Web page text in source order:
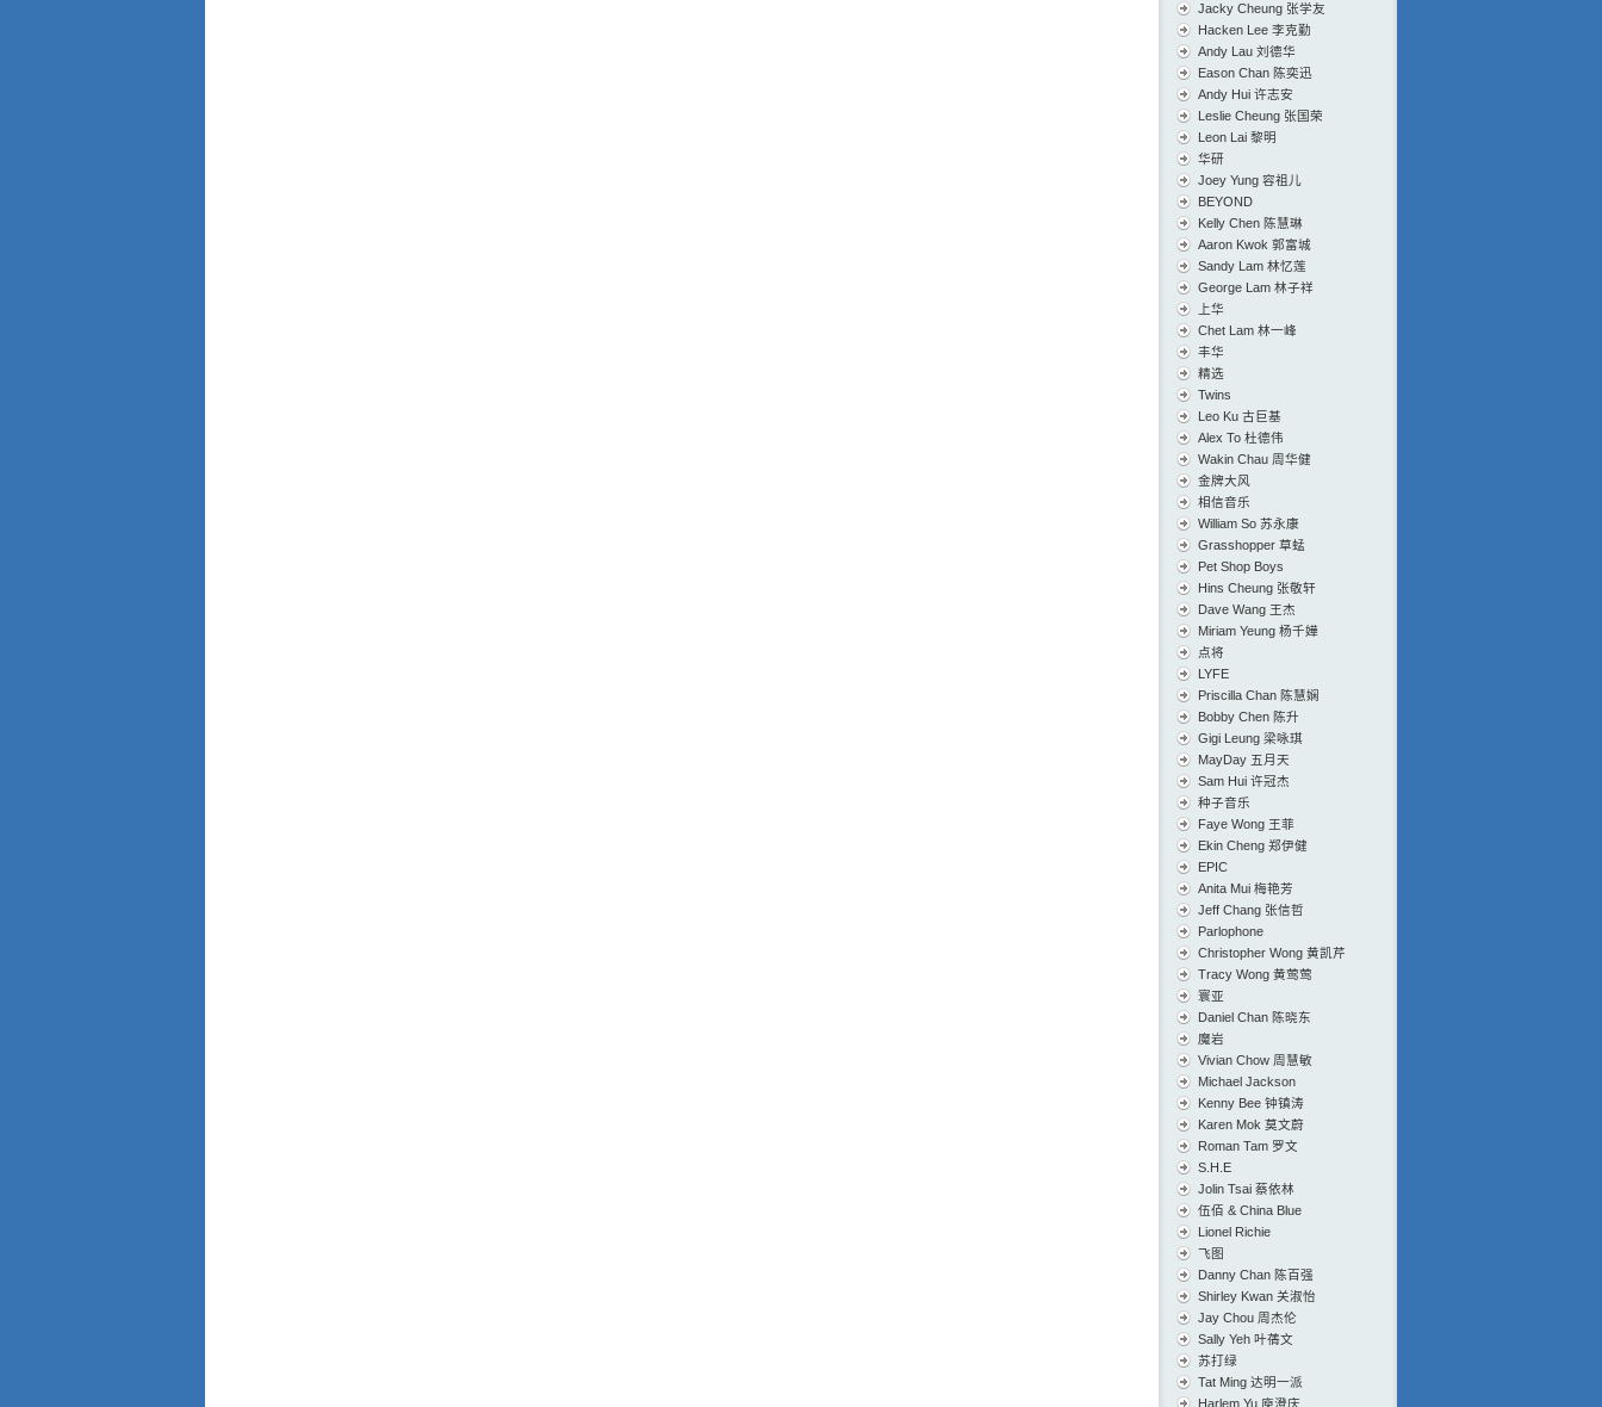
Jacky Cheung 张学友
Hacken Lee 李克勤
Andy Lau 刘德华
Eason Chan 陈奕迅
Andy Hui 许志安
Leslie Cheung 张国荣
Leon Lai 黎明
华研
Joey Yung 容祖儿
BEYOND
Kelly Chen 陈慧琳
Aaron Kwok 郭富城
Sandy Lam 林忆莲
George Lam 林子祥
上华
Chet Lam 林一峰
丰华
精选
Twins
Leo Ku 古巨基
Alex To 杜德伟
Wakin Chau 周华健
金牌大风
相信音乐
William So 苏永康
Grasshopper 草蜢
Pet Shop Boys
Hins Cheung 张敬轩
Dave Wang 王杰
Miriam Yeung 杨千嬅
点将
LYFE
Priscilla Chan 陈慧娴
Bobby Chen 陈升
Gigi Leung 梁咏琪
MayDay 五月天
Sam Hui 许冠杰
种子音乐
Faye Wong 王菲
Ekin Cheng 郑伊健
EPIC
Anita Mui 梅艳芳
Jeff Chang 张信哲
Parlophone
Christopher Wong 黄凯芹
Tracy Wong 黄莺莺
寰亚
Daniel Chan 陈晓东
魔岩
Vivian Chow 周慧敏
Michael Jackson
Kenny Bee 钟镇涛
Karen Mok 莫文蔚
Roman Tam 罗文
S.H.E
Jolin Tsai 蔡依林
伍佰 & China Blue
Lionel Richie
飞图
Danny Chan 陈百强
Shirley Kwan 关淑怡
Jay Chou 周杰伦
Sally Yeh 叶蒨文
苏打绿
Tat Ming 达明一派
Harlem Yu 庾澄庆